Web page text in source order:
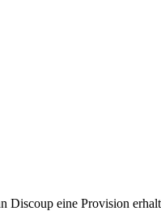
Discoup eine Provision